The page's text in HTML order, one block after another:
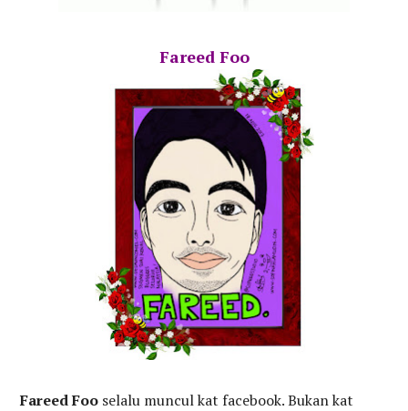
Fareed Foo
Fareed Foo selalu muncul kat facebook. Bukan kat